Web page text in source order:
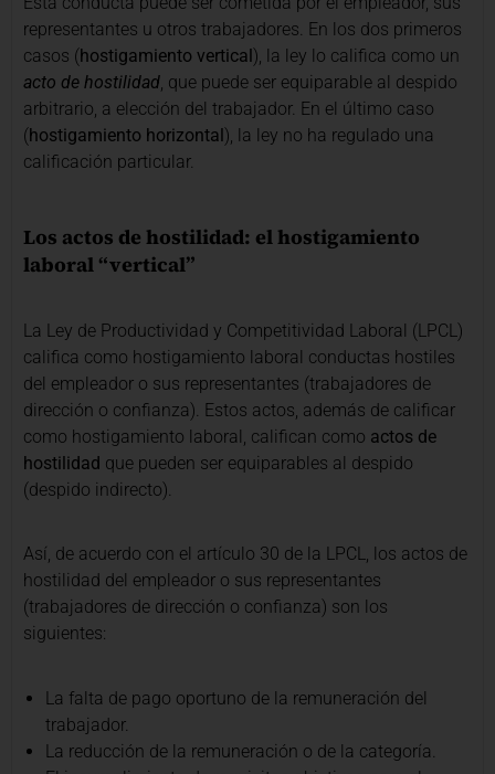
representantes u otros trabajadores. En los dos primeros
casos ( hostigamiento vertical ), la ley lo califica como un
acto de hostilidad, que puede ser equiparable al despido
arbitrario, a elección del trabajador. En el último caso
( hostigamiento horizontal ), la ley no ha regulado una
calificación particular.
Los actos de hostilidad: el hostigamiento
laboral “vertical”
La Ley de Productividad y Competitividad Laboral (LPCL)
califica como hostigamiento laboral conductas hostiles
del empleador o sus representantes (trabajadores de
dirección o confianza). Estos actos, además de calificar
como hostigamiento laboral, califican como actos de
hostilidad que pueden ser equiparables al despido
(despido indirecto).
Así, de acuerdo con el artículo 30 de la LPCL, los actos de
hostilidad del empleador o sus representantes
(trabajadores de dirección o confianza) son los
siguientes:
La falta de pago oportuno de la remuneración del
trabajador.
La reducción de la remuneración o de la categoría.